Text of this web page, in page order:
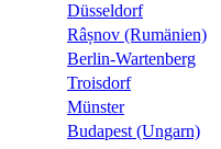
Düsseldorf
Râșnov (Rumänien)
Berlin-Wartenberg
Troisdorf
Münster
Budapest (Ungarn)